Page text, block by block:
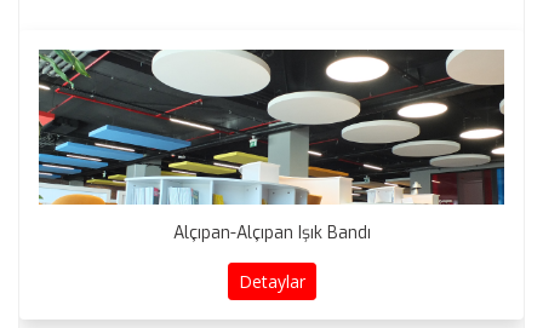
Alçıpan-Alçıpan Işık Bandı
Detaylar